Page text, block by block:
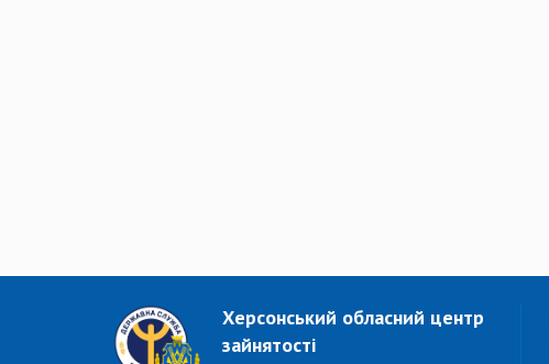
Херсонський обласний центр
зайнятості